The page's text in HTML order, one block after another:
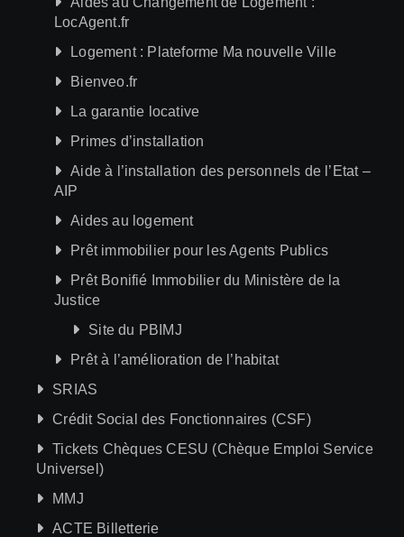
LocAgent.fr
Logement : Plateforme Ma nouvelle Ville
Bienveo.fr
La garantie locative
Primes d’installation
Aide à l’installation des personnels de l’Etat –
AIP
Aides au logement
Prêt immobilier pour les Agents Publics
Prêt Bonifié Immobilier du Ministère de la
Justice
Site du PBIMJ
Prêt à l’amélioration de l’habitat
SRIAS
Crédit Social des Fonctionnaires (CSF)
Tickets Chèques CESU (Chèque Emploi Service
Universel)
MMJ
ACTE Billetterie